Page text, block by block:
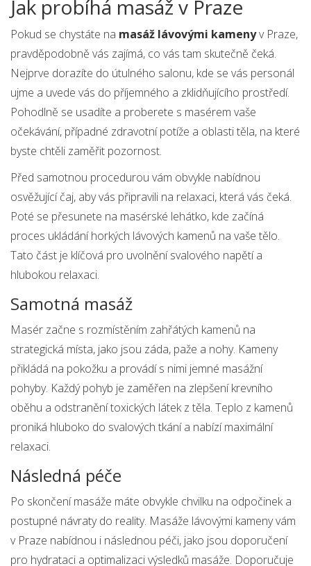
Jak probíhá masáž v Praze
Pokud se chystáte na masáž lávovými kamenyv Praze,
pravděpodobně vás zajímá, co vás tam skutečně čeká.
Nejprve dorazíte do útulného salonu, kde se vás personál
ujme a uvede vás do příjemného a zklidňujícího prostředí.
Pohodlně se usadíte a proberete s masérem vaše
očekávání, případné zdravotní potíže a oblasti těla, na které
byste chtěli zaměřit pozornost.
Před samotnou procedurou vám obvykle nabídnou
osvěžující čaj, aby vás připravili na relaxaci, která vás čeká.
Poté se přesunete na masérské lehátko, kde začíná
proces ukládání horkých lávových kamenů na vaše tělo.
Tato část je klíčová pro uvolnění svalového napětí a
hlubokou relaxaci.
Samotná masáž
Masér začne s rozmístěním zahřátých kamenů na
strategická místa, jako jsou záda, paže a nohy. Kameny
přikládá na pokožku a provádí s nimi jemné masážní
pohyby. Každý pohyb je zaměřen na zlepšení krevního
oběhu a odstranění toxických látek z těla. Teplo z kamenů
proniká hluboko do svalových tkání a nabízí maximální
relaxaci.
Následná péče
Po skončení masáže máte obvykle chvilku na odpočinek a
postupné návraty do reality. Masáže lávovými kameny vám
v Praze nabídnou i následnou péči, jako jsou doporučení
pro hydrataci a optimalizaci výsledků masáže. Doporučuje